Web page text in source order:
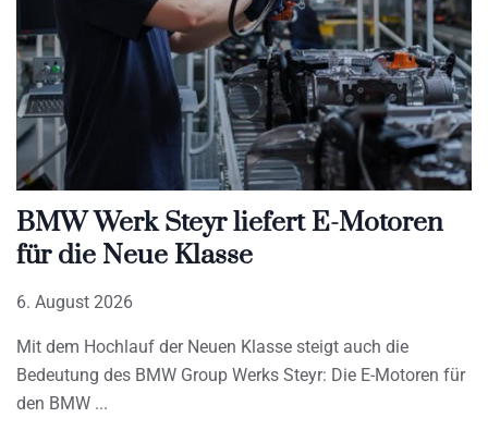
BMW Werk Steyr liefert E-Motoren
für die Neue Klasse
6. August 2026
Mit dem Hochlauf der Neuen Klasse steigt auch die
Bedeutung des BMW Group Werks Steyr: Die E-Motoren für
den BMW